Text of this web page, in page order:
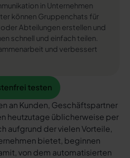
in Unternehmen
können Gruppenchats für
Abteilungen erstellen und
schnell und einfach teilen.
und verbessert
testen
testen
an Kunden, Geschäftspartner
heutzutage üblicherweise per
aufgrund der vielen Vorteile,
bietet, beginnen
von dem automatisierten